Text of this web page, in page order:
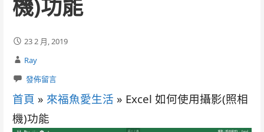
機)功能
23 2 月, 2019
Ray
發佈留言
首頁 » 來福魚愛生活 » Excel 如何使用攝影(照相
機)功能